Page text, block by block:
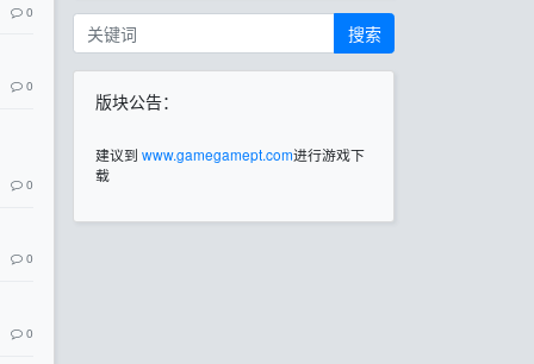
0
0
0
0
0
搜索
版块公告：
建议到 www.gamegamept.com进行游戏下
载